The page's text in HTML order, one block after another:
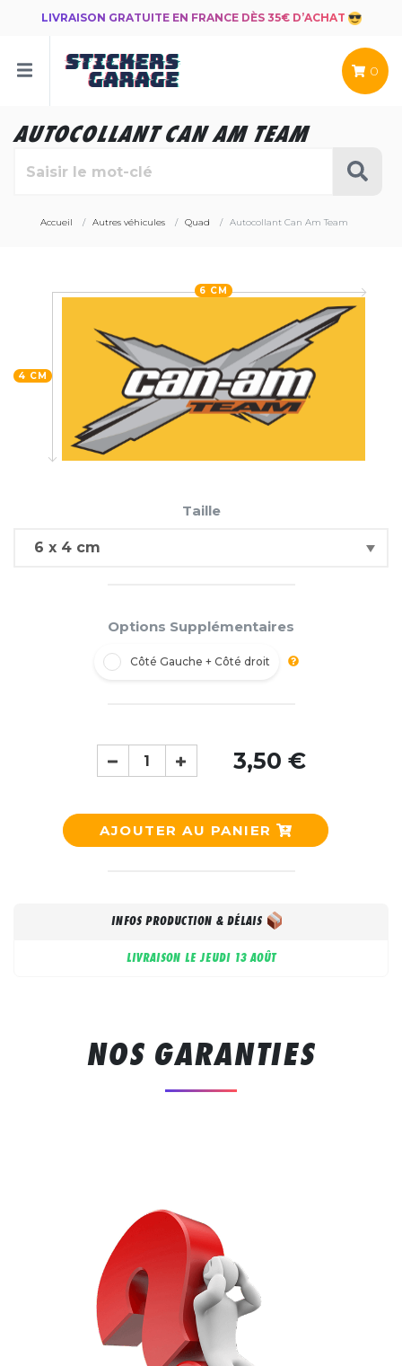
LIVRAISON GRATUITE EN FRANCE DÈS 35€ D’ACHAT
0
AUTOCOLLANT CAN AM TEAM
Accueil Autres véhicules Quad Autocollant Can Am Team
4 CM
6 CM
Taille
Options Supplémentaires
Côté Gauche + Côté droit
3,50 €
AJOUTER AU PANIER
INFOS PRODUCTION & DÉLAIS
LIVRAISON LE JEUDI 13 AOÛT
NOS GARANTIES